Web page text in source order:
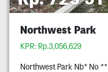
Northwest Park
KPR: Rp.3,056,629
Northwest Park Nb* No **